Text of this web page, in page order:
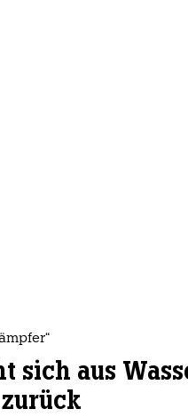
sich aus